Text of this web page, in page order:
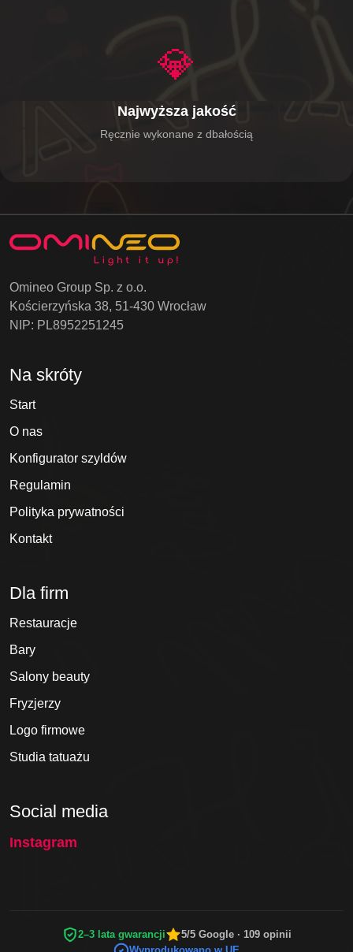
💎
Najwyższa jakość
Ręcznie wykonane z dbałością
Omineo Group Sp. z o.o.
Kościerzyńska 38, 51-430 Wrocław
NIP: PL8952251245
Na skróty
Start
O nas
Konfigurator szyldów
Regulamin
Polityka prywatności
Kontakt
Dla firm
Restauracje
Bary
Salony beauty
Fryzjerzy
Logo firmowe
Studia tatuażu
Social media
Instagram
2–3 lata gwarancji
5/5 Google · 109 opinii